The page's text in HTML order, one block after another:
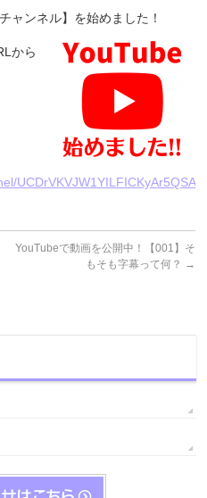
ャンネル】を始めました！
から
UCDrVKVJW1YILFICKyAr5QSA
YouTubeで動画を公開中！【001】そ
もそも字幕って何？ →